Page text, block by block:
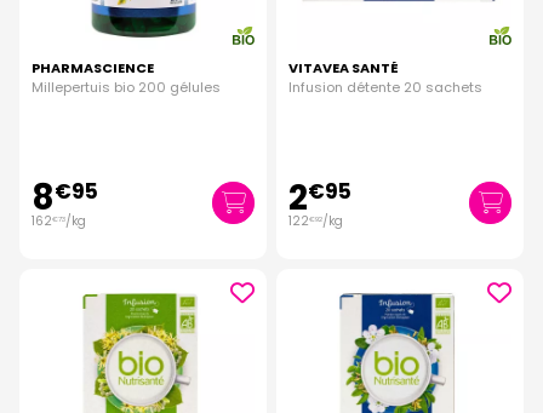
PHARMASCIENCE
Millepertuis bio 200 gélules
8€95
162€73/kg
VITAVEA SANTÉ
Infusion détente 20 sachets
2€95
122€92/kg